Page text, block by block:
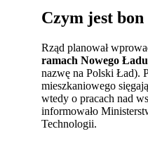
Czym jest
Rząd planował
ramach Nowego Ładu
nazwę na Polski Ład).
mieszkaniowego
wtedy o pracach nad
informowało
Technologii.